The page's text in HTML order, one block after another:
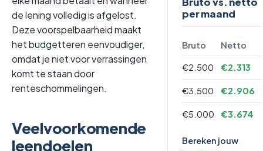
de lening volledig is afgelost.
Deze voorspelbaarheid maakt
het budgetteren eenvoudiger,
omdat je niet voor verrassingen
komt te staan door
renteschommelingen.
Veelvoorkomende
leendoelen
per maand
Bruto Netto
€2.500 €2.313
€3.500 €2.906
€5.000 €3.674
Bereken jouw